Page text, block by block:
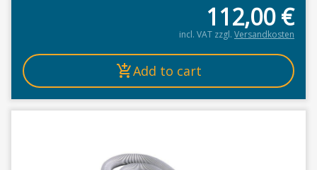
112,00€
incl. VAT zzgl. Versandkosten
Add to cart